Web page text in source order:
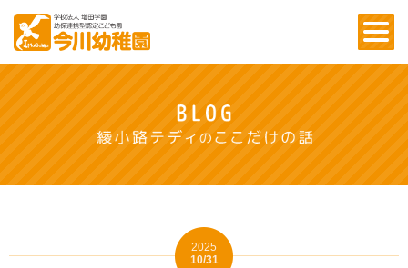
2025
10/31